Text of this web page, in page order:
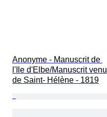
Anonyme - Manuscrit de
l'Ile d'Elbe/Manuscrit venu
de Saint- Hélène - 1819